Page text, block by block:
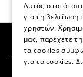
ανεξαρτήτωςΔευ. - Τετ.-
TOP ΚΑΤΗΓΟΡΙΕΣ
Αυτός ο
για τη βελτίωση
χρηστών.
μας, παρέχετε
τα cookies
για τα cookies.